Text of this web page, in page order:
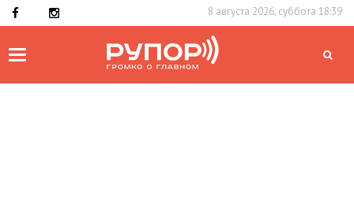
8 августа 2026, суббота 18:39
Toggle